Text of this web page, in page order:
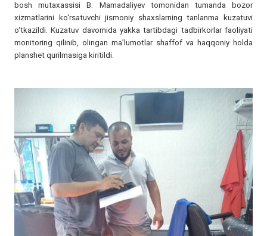
bosh mutaxassisi B. Mamadaliyev tomonidan tumanda bozor
xizmatlarini ko‘rsatuvchi jismoniy shaxslarning tanlanma kuzatuvi
o‘tkazildi. Kuzatuv davomida yakka tartibdagi tadbirkorlar faoliyati
monitoring qilinib, olingan ma’lumotlar shaffof va haqqoniy holda
planshet qurilmasiga kiritildi.